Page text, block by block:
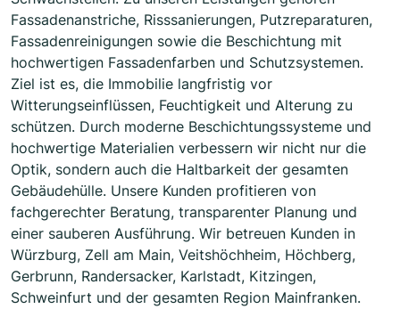
Fassadenanstriche, Risssanierungen, Putzreparaturen,
Fassadenreinigungen sowie die Beschichtung mit
hochwertigen Fassadenfarben und Schutzsystemen.
Ziel ist es, die Immobilie langfristig vor
Witterungseinflüssen, Feuchtigkeit und Alterung zu
schützen. Durch moderne Beschichtungssysteme und
hochwertige Materialien verbessern wir nicht nur die
Optik, sondern auch die Haltbarkeit der gesamten
Gebäudehülle. Unsere Kunden profitieren von
fachgerechter Beratung, transparenter Planung und
einer sauberen Ausführung. Wir betreuen Kunden in
Würzburg, Zell am Main, Veitshöchheim, Höchberg,
Gerbrunn, Randersacker, Karlstadt, Kitzingen,
Schweinfurt und der gesamten Region Mainfranken.